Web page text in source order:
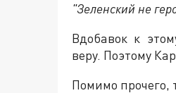
"Зеленский не
Вдобавок к
веру. Поэтому
Помимо прочего,